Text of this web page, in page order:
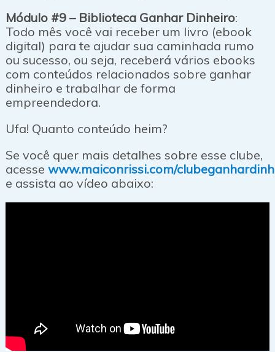
Módulo #9 – Biblioteca Ganhar Dinheiro:
Todo mês você vai receber um livro (ebook
digital) para te ajudar sua caminhada rumo
ou sucesso, ou seja, receberá vários ebooks
com conteúdos relacionados sobre ganhar
dinheiro e trabalhar de forma
empreendedora.
Ufa! Quanto conteúdo heim?
Se você quer mais detalhes sobre esse clube,
acesse www.maiconrissi.com/
e assista ao vídeo abaixo: